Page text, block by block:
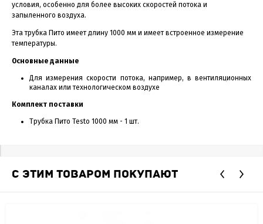
условия, особенно для более высоких скоростей потока и
запыленного воздуха.
Эта трубка Пито имеет длину 1000 мм и имеет встроенное измерение
температуры.
Основные данные
Для измерения скорости потока, например, в вентиляционных
каналах или технологическом воздухе
Комплект поставки
Трубка Пито Testo 1000 мм - 1 шт.
С ЭТИМ ТОВАРОМ ПОКУПАЮТ